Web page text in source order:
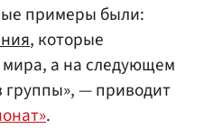
примеры были:
, которые
а на следующем
группы», — приводит
.